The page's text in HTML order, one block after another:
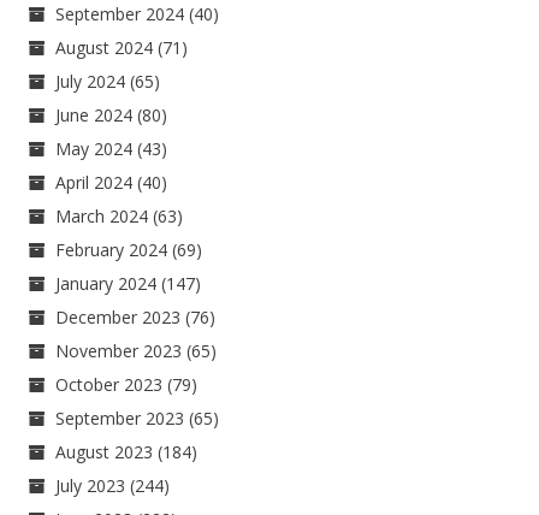
September 2024 (40)
August 2024 (71)
July 2024 (65)
June 2024 (80)
May 2024 (43)
April 2024 (40)
March 2024 (63)
February 2024 (69)
January 2024 (147)
December 2023 (76)
November 2023 (65)
October 2023 (79)
September 2023 (65)
August 2023 (184)
July 2023 (244)